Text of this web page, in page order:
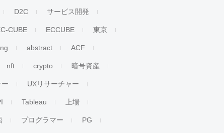
D2C サービス開発
CUBE ECCUBE 東京
abstract ACF
nft crypto 暗号資産
UXリサーチャー
Tableau 上場
プログラマー PG